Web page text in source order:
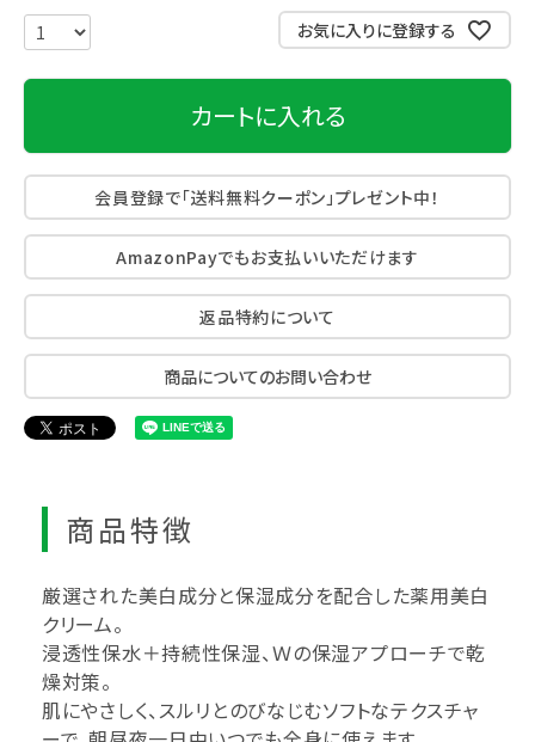
お気に入りに登録する
カートに入れる
会員登録で「送料無料クーポン」プレゼント中！
AmazonPayでもお支払いいただけます
返品特約について
商品についてのお問い合わせ
商品特徴
厳選された美白成分と保湿成分を配合した薬用美白
クリーム。
浸透性保水＋持続性保湿、Ｗの保湿アプローチで乾
燥対策。
肌にやさしく、スルリとのびなじむソフトなテクスチャ